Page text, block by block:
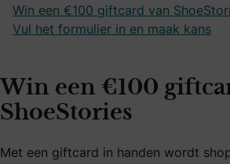
Win een €100 giftcard van
Vul het formulier in en maak kans
Win een €100
ShoeStories
Met een giftcard in handen wordt